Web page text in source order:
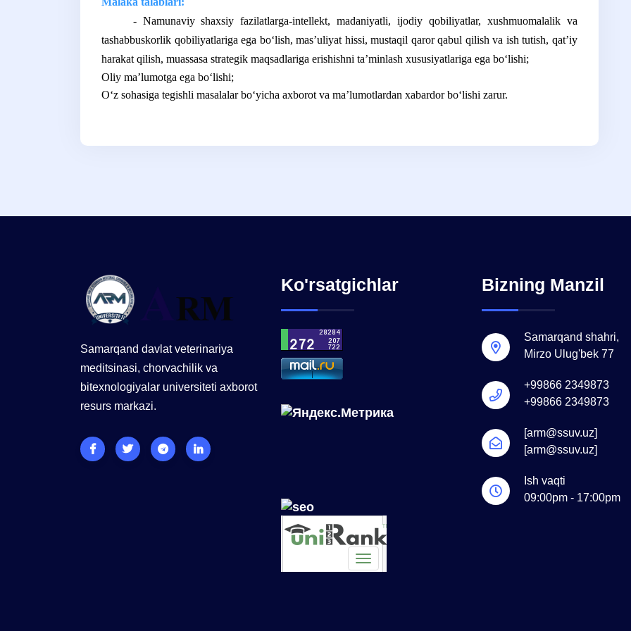
- Namunaviy shaxsiy fazilatlarga-intellekt, madaniyatli, ijodiy qobiliyatlar, xushmuomalalik va
tashabbuskorlik qobiliyatlariga ega boʻlish, masʼuliyat hissi, mustaqil qaror qabul qilish va ish tutish, qatʼiy
harakat qilish, muassasa strategik maqsadlariga erishishni taʼminlash xususiyatlariga ega boʻlishi;
Oliy maʼlumotga ega boʻlishi;
Oʻz sohasiga tegishli masalalar boʻyicha axborot va maʼlumotlardan xabardor boʻlishi zarur.
Samarqand davlat veterinariya
meditsinasi, chorvachilik va
bitexnologiyalar universiteti axborot
resurs markazi.
Ko'rsatgichlar Bizning Manzil
Samarqand shahri,
Mirzo Ulug'bek 77
+99866 2349873
+99866 2349873
[arm@ssuv.uz]
[arm@ssuv.uz]
Ish vaqti
09:00pm - 17:00pm